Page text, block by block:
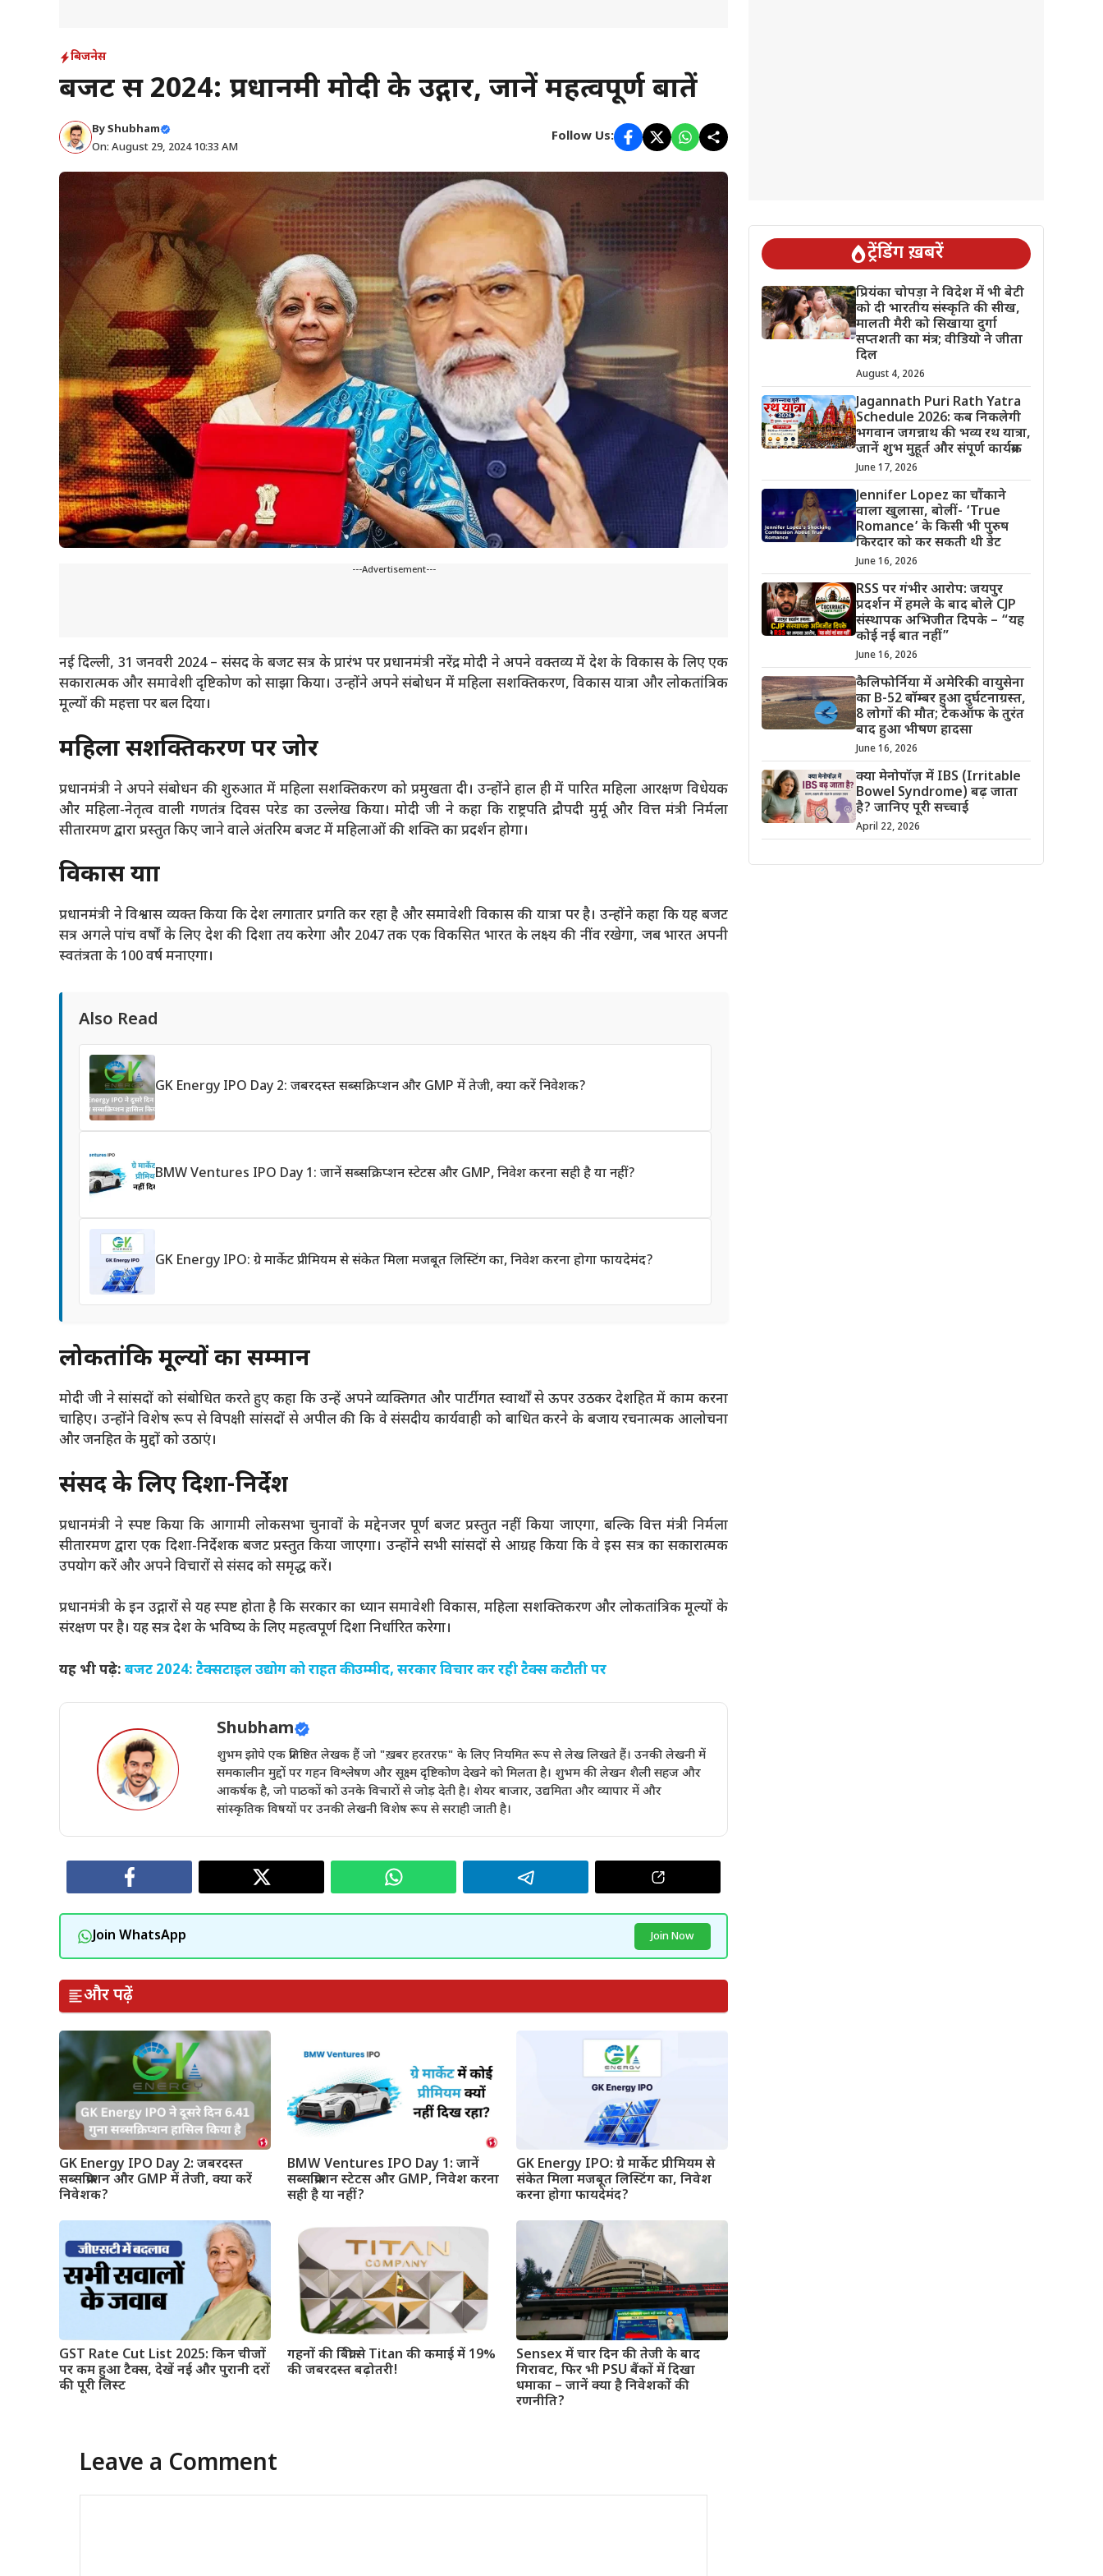
बिजनेस
बजट सत्र 2024: प्रधानमंत्री मोदी के उद्गार, जानें महत्वपूर्ण बातें
ByShubham
On: August 29, 2024 10:33 AM
Follow Us:
---Advertisement---
नई दिल्ली, 31 जनवरी 2024 – संसद के बजट सत्र के प्रारंभ पर प्रधानमंत्री नरेंद्र मोदी ने अपने वक्तव्य में देश के विकास के लिए एक
सकारात्मक और समावेशी दृष्टिकोण को साझा किया। उन्होंने अपने संबोधन में महिला सशक्तिकरण, विकास यात्रा और लोकतांत्रिक
मूल्यों की महत्ता पर बल दिया।
महिला सशक्तिकरण पर जोर
प्रधानमंत्री ने अपने संबोधन की शुरुआत में महिला सशक्तिकरण को प्रमुखता दी। उन्होंने हाल ही में पारित महिला आरक्षण विधेयक
और महिला-नेतृत्व वाली गणतंत्र दिवस परेड का उल्लेख किया। मोदी जी ने कहा कि राष्ट्रपति द्रौपदी मुर्मू और वित्त मंत्री निर्मला
सीतारमण द्वारा प्रस्तुत किए जाने वाले अंतरिम बजट में महिलाओं की शक्ति का प्रदर्शन होगा।
विकास यात्रा
प्रधानमंत्री ने विश्वास व्यक्त किया कि देश लगातार प्रगति कर रहा है और समावेशी विकास की यात्रा पर है। उन्होंने कहा कि यह बजट
सत्र अगले पांच वर्षों के लिए देश की दिशा तय करेगा और 2047 तक एक विकसित भारत के लक्ष्य की नींव रखेगा, जब भारत अपनी
स्वतंत्रता के 100 वर्ष मनाएगा।
Also Read
GK Energy IPO Day 2: जबरदस्त सब्सक्रिप्शन और GMP में तेजी, क्या करें निवेशक?
BMW Ventures IPO Day 1: जानें सब्सक्रिप्शन स्टेटस और GMP, निवेश करना सही है या नहीं?
GK Energy IPO: ग्रे मार्केट प्रीमियम से संकेत मिला मजबूत लिस्टिंग का, निवेश करना होगा फायदेमंद?
लोकतांत्रिक मूल्यों का सम्मान
मोदी जी ने सांसदों को संबोधित करते हुए कहा कि उन्हें अपने व्यक्तिगत और पार्टीगत स्वार्थों से ऊपर उठकर देशहित में काम करना
चाहिए। उन्होंने विशेष रूप से विपक्षी सांसदों से अपील की कि वे संसदीय कार्यवाही को बाधित करने के बजाय रचनात्मक आलोचना
और जनहित के मुद्दों को उठाएं।
संसद के लिए दिशा-निर्देश
प्रधानमंत्री ने स्पष्ट किया कि आगामी लोकसभा चुनावों के मद्देनजर पूर्ण बजट प्रस्तुत नहीं किया जाएगा, बल्कि वित्त मंत्री निर्मला
सीतारमण द्वारा एक दिशा-निर्देशक बजट प्रस्तुत किया जाएगा। उन्होंने सभी सांसदों से आग्रह किया कि वे इस सत्र का सकारात्मक
उपयोग करें और अपने विचारों से संसद को समृद्ध करें।
प्रधानमंत्री के इन उद्गारों से यह स्पष्ट होता है कि सरकार का ध्यान समावेशी विकास, महिला सशक्तिकरण और लोकतांत्रिक मूल्यों के
संरक्षण पर है। यह सत्र देश के भविष्य के लिए महत्वपूर्ण दिशा निर्धारित करेगा।
यह भी पढ़े: बजट 2024: टैक्सटाइल उद्योग को राहत की उम्मीद, सरकार विचार कर रही टैक्स कटौती पर
Shubham
शुभम झोपे एक प्रतिष्ठित लेखक हैं जो "ख़बर हरतरफ़" के लिए नियमित रूप से लेख लिखते हैं। उनकी लेखनी में
समकालीन मुद्दों पर गहन विश्लेषण और सूक्ष्म दृष्टिकोण देखने को मिलता है। शुभम की लेखन शैली सहज और
आकर्षक है, जो पाठकों को उनके विचारों से जोड़ देती है। शेयर बाजार, उद्यमिता और व्यापार में और
सांस्कृतिक विषयों पर उनकी लेखनी विशेष रूप से सराही जाती है।
Join WhatsApp Join Now
और पढ़ें
GK Energy IPO Day 2: जबरदस्त
सब्सक्रिप्शन और GMP में तेजी, क्या करें
निवेशक?
BMW Ventures IPO Day 1: जानें
सब्सक्रिप्शन स्टेटस और GMP, निवेश करना
सही है या नहीं?
GK Energy IPO: ग्रे मार्केट प्रीमियम से
संकेत मिला मजबूत लिस्टिंग का, निवेश
करना होगा फायदेमंद?
GST Rate Cut List 2025: किन चीजों
पर कम हुआ टैक्स, देखें नई और पुरानी दरों
की पूरी लिस्ट
गहनों की बिक्री से Titan की कमाई में 19%
की जबरदस्त बढ़ोतरी!
Sensex में चार दिन की तेजी के बाद
गिरावट, फिर भी PSU बैंकों में दिखा
धमाका – जानें क्या है निवेशकों की
रणनीति?
Leave a Comment
ट्रेंडिंग ख़बरें
प्रियंका चोपड़ा ने विदेश में भी बेटी
को दी भारतीय संस्कृति की सीख,
मालती मैरी को सिखाया दुर्गा
सप्तशती का मंत्र; वीडियो ने जीता
दिल
August 4, 2026
Jagannath Puri Rath Yatra
Schedule 2026: कब निकलेगी
भगवान जगन्नाथ की भव्य रथ यात्रा,
जानें शुभ मुहूर्त और संपूर्ण कार्यक्रम
June 17, 2026
Jennifer Lopez का चौंकाने
वाला खुलासा, बोलीं- ‘True
Romance’ के किसी भी पुरुष
किरदार को कर सकती थी डेट
June 16, 2026
RSS पर गंभीर आरोप: जयपुर
प्रदर्शन में हमले के बाद बोले CJP
संस्थापक अभिजीत दिपके – “यह
कोई नई बात नहीं”
June 16, 2026
कैलिफोर्निया में अमेरिकी वायुसेना
का B-52 बॉम्बर हुआ दुर्घटनाग्रस्त,
8 लोगों की मौत; टेकऑफ के तुरंत
बाद हुआ भीषण हादसा
June 16, 2026
क्या मेनोपॉज़ में IBS (Irritable
Bowel Syndrome) बढ़ जाता
है? जानिए पूरी सच्चाई
April 22, 2026